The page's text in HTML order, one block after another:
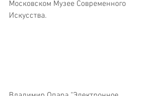
Московском Музее Современного
Искусства.